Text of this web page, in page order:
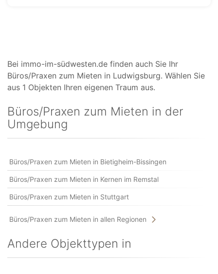
Bei immo-im-südwesten.de finden auch Sie Ihr
Büros/Praxen zum Mieten in Ludwigsburg. Wählen Sie
aus 1 Objekten Ihren eigenen Traum aus.
Büros/Praxen zum Mieten in der
Umgebung
Büros/Praxen zum Mieten in Bietigheim-Bissingen
Büros/Praxen zum Mieten in Kernen im Remstal
Büros/Praxen zum Mieten in Stuttgart
Büros/Praxen zum Mieten in allen Regionen
Andere Objekttypen in